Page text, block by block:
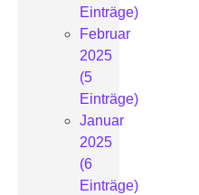
Einträge)
Februar
2025
(5
Einträge)
Januar
2025
(6
Einträge)